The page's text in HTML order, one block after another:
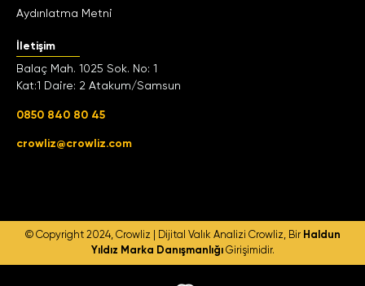
Aydınlatma Metni
İletişim
Balaç Mah. 1025 Sok. No: 1
Kat:1 Daire: 2 Atakum/Samsun
0850 840 80 45
crowliz@crowliz.com
© Copyright 2024, Crowliz | Dijital Valık Analizi Crowliz, Bir Haldun
Yıldız Marka DanışmanlığıGirişimidir.